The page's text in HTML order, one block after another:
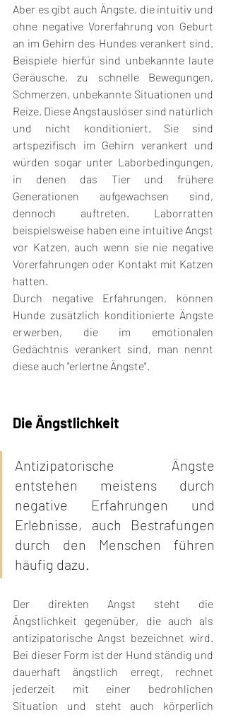
Aber es gibt auch Ängste, die intuitiv und
ohne negative Vorerfahrung von Geburt
an im Gehirn des Hundes verankert sind.
Beispiele hierfür sind unbekannte laute
Geräusche, zu schnelle Bewegungen,
Schmerzen, unbekannte Situationen und
Reize. Diese Angstauslöser sind natürlich
und nicht konditioniert. Sie sind
artspezifisch im Gehirn verankert und
würden sogar unter Laborbedingungen,
in denen das Tier und frühere
Generationen aufgewachsen sind,
dennoch auftreten. Laborratten
beispielsweise haben eine intuitive Angst
vor Katzen, auch wenn sie nie negative
Vorerfahrungen oder Kontakt mit Katzen
hatten.
Durch negative Erfahrungen, können
Hunde zusätzlich konditionierte Ängste
erwerben, die im emotionalen
Gedächtnis verankert sind, man nennt
diese auch "erlertne Ängste".
Die Ängstlichkeit
Antizipatorische Ängste
entstehen meistens durch
negative Erfahrungen und
Erlebnisse, auch Bestrafungen
durch den Menschen führen
häufig dazu.
Der direkten Angst steht die
Ängstlichkeit gegenüber, die auch als
antizipatorische Angst bezeichnet wird.
Bei dieser Form ist der Hund ständig und
dauerhaft ängstlich erregt, rechnet
jederzeit mit einer bedrohlichen
Situation und steht auch körperlich